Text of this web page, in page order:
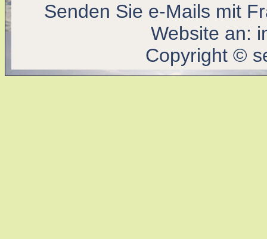
Senden Sie e-Mails mit
Website an:
Copyright ©